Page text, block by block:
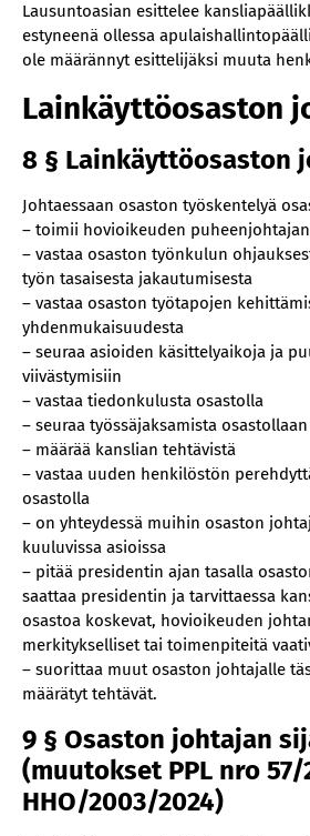
Lausuntoasian esittelee
estyneenä ollessa
ole määrännyt esittelijäksi muuta
Lainkäyttöosaston
8 § Lainkäyttöosaston
Johtaessaan osaston työskentelyä
– toimii hovioikeuden
– vastaa osaston työnkulun
työn tasaisesta jakautumisesta
– vastaa osaston työtapojen
yhdenmukaisuudesta
– seuraa asioiden käsittelyaikoja ja
viivästymisiin
– vastaa tiedonkulusta osastolla
– seuraa työssäjaksamista osastollaan
– määrää kanslian tehtävistä
– vastaa uuden henkilöstön
osastolla
– on yhteydessä muihin osaston
kuuluvissa asioissa
– pitää presidentin ajan tasalla
saattaa presidentin ja tarvittaessa
osastoa koskevat, hovioikeuden
merkitykselliset tai toimenpiteitä
– suorittaa muut osaston johtajalle
määrätyt tehtävät.
9 § Osaston johtajan
(muutokset PPL nro 57/
HHO/2003/2024)